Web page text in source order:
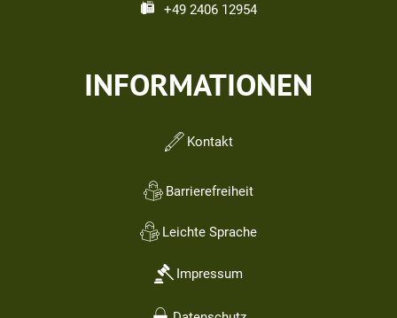
+49 2406 12954
INFORMATIONEN
Kontakt
Barrierefreiheit
Leichte Sprache
Impressum